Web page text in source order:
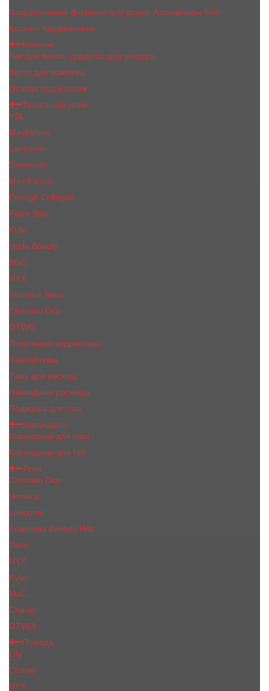
Заправляемые флаконы для духов, Атомайзеры 5мл
Каталог парфюмерии
Макияж
Лак для волос, средства для укладки
Кисти для макияжа
Основа под макияж
Тональный крем
YSL
Maybelline
Lancome
Dermacol
Max Factor
Enough Collagen
Farm Stay
Kylie
Huda Beauty
МаС
NYX
Vivienne Sabo
Сhristiаn Diоr
OTWO
Тональные корректоры
Хайлайтеры
Тушь для ресниц
Накладные ресницы
Подводка для глаз
Карандаши
Карандаши для глаз
Карандаши для губ
Тени
Christian Dior
Versace
Lancome
Anastasia Beverly Hills
Tarte
NYX
Kylie
MaC
Сhanеl
OTWO
Помада
Lily
Chanel
NYX